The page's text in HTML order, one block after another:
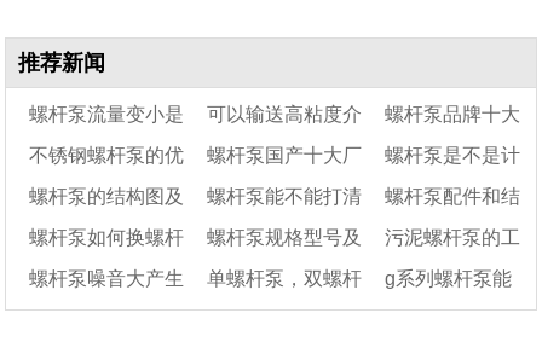
推荐新闻
螺杆泵流量变小是
什么原因?要怎么解
决?
可以输送高粘度介
质的泵有哪些?
螺杆泵品牌十大
排名
不锈钢螺杆泵的优
缺点
螺杆泵国产十大厂 螺杆泵是不是计
量泵
螺杆泵的结构图及
工作原理
螺杆泵能不能打清 螺杆泵配件和结
构图
螺杆泵如何换螺杆 螺杆泵规格型号及
结构图
污泥螺杆泵的工
作原理及结构特点
螺杆泵噪音大产生 单螺杆泵，双螺杆 g系列螺杆泵能